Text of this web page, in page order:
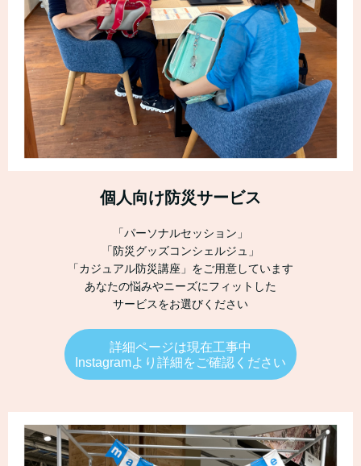
個人向け防災サービス
「パーソナルセッション」
「防災グッズコンシェルジュ」
「カジュアル防災講座」をご用意しています
あなたの悩みやニーズにフィットした
サービスをお選びください
詳細ページは現在工事中
Instagramより詳細をご確認ください